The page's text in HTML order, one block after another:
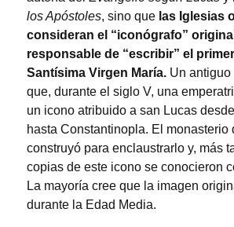
los Apóstoles, sino que las Iglesias
consideran el “iconógrafo”
responsable de “escribir” el
Santísima Virgen María. Un
que, durante el siglo V, una
un icono atribuido a san Lucas
hasta Constantinopla. El monasterio
construyó para enclaustrarlo y, más
copias de este icono se conocieron
La mayoría cree que la imagen
durante la Edad Media.